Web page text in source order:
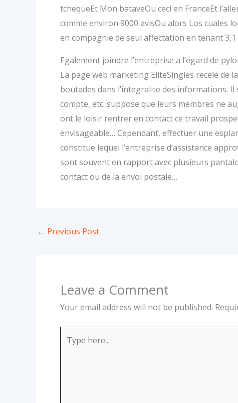
tchequeEt Mon bataveOu ceci en FranceEt
comme environ 9000 avisOu alors Los cuales
en compagnie de seul affectation en tenant 3,1
Egalement joindre l’entreprise a l’egard de
La page web marketing EliteSingles recele
boutades dans l’integralite des informations.
compte, etc. suppose que leurs membres ne
ont le loisir rentrer en contact ce travail
envisageable… Cependant, effectuer une
constitue lequel l’entreprise d’assistance
sont souvent en rapport avec plusieurs
contact ou de la envoi postale…
← Previous Post
Leave a Comment
Your email address will not be published.
here..